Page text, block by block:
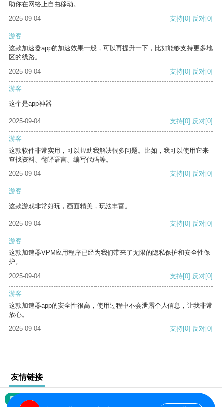
助你在网络上自由移动。
2025-09-04
支持[0] 反对[0]
游客
这款加速器app的加速效果一般，可以再提升一下，比如能够支持更多地
区的线路。
2025-09-04
支持[0] 反对[0]
游客
这个是app神器
2025-09-04 支持[0] 反对[0]
游客
这款软件非常实用，可以帮助我解决很多问题。比如，我可以使用它来
查找资料、翻译语言、编写代码等。
2025-09-04
支持[0] 反对[0]
游客
这款游戏非常好玩，画面精美，玩法丰富。
2025-09-04 支持[0] 反对[0]
游客
这款加速器VPM应用程序已经为我们带来了无限的隐私保护和安全性保
护。
2025-09-04
支持[0] 反对[0]
游客
这款加速器app的安全性很高，使用过程中不会泄露个人信息，让我非常
放心。
2025-09-04
支持[0] 反对[0]
友情链接
网站地图